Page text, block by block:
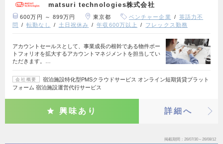
matsuri technologies株式会社
600万円 ～ 899万円 東京都 ベンチャー企業
英語力不
問
転勤なし 土日祝休み 年収600万以上 フレックス勤務
アカウントセールスとして、事業成長の根幹である物件ポー
トフォリオを拡大するアカウントマネジメントを担当してい
ただきます。…
会社概要
宿泊施設特化型PMSクラウドサービス オンライン短期賃貸プラット
フォーム 宿泊施設運営代行サービス
興味あり 詳細へ
掲載期間 26/07/30～26/08/12